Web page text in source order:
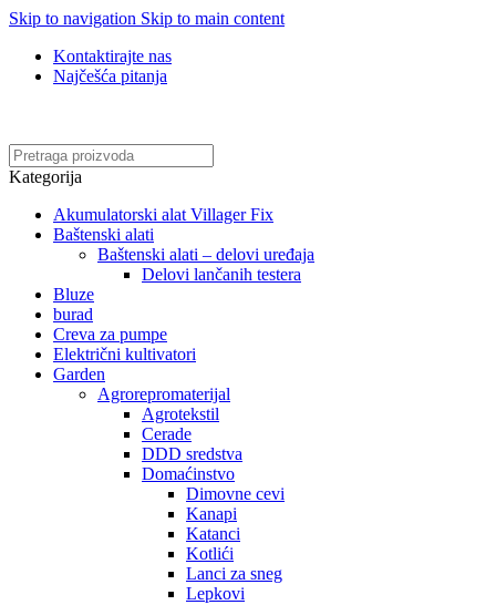
Skip to navigation Skip to main content
Kontaktirajte nas
Najčešća pitanja
Kategorija
Akumulatorski alat Villager Fix
Baštenski alati
Baštenski alati – delovi uređaja
Delovi lančanih testera
Bluze
burad
Creva za pumpe
Električni kultivatori
Garden
Agrorepromaterijal
Agrotekstil
Cerade
DDD sredstva
Domaćinstvo
Dimovne cevi
Kanapi
Katanci
Kotlići
Lanci za sneg
Lepkovi